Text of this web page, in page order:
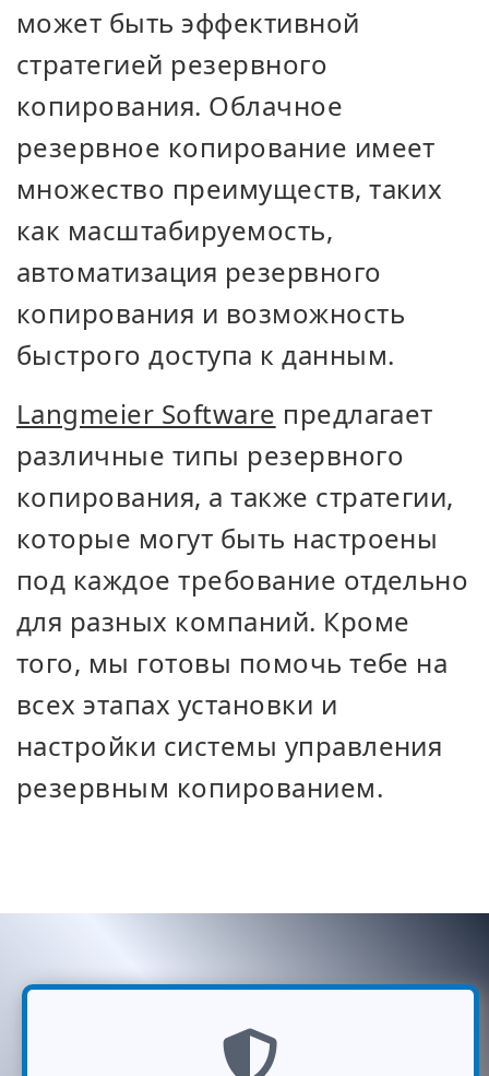
может быть эффективной
стратегией резервного
копирования. Облачное
резервное копирование имеет
множество преимуществ, таких
как масштабируемость,
автоматизация резервного
копирования и возможность
быстрого доступа к данным.
Langmeier Software предлагает
различные типы резервного
копирования, а также стратегии,
которые могут быть настроены
под каждое требование отдельно
для разных компаний. Кроме
того, мы готовы помочь тебе на
всех этапах установки и
настройки системы управления
резервным копированием.